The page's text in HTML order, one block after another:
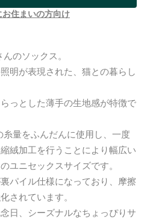
お住まいの方向け
のソックス。
明が表現された、猫との暮らし
っとした薄手の生地感が特徴で
量をふんだんに使用し、一度
絨加工を行うことにより幅広い
ユニセックスサイズです。
パイル仕様になっており、摩擦
されています。
日、シーズナルなちょっぴりサ